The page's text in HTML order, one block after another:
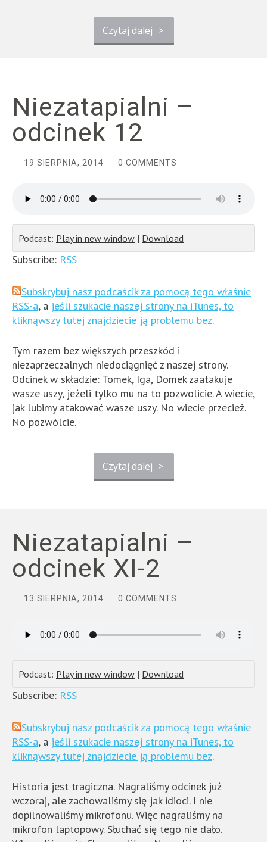
Czytaj dalej >
Niezatapialni –
odcinek 12
19 SIERPNIA, 2014 0 COMMENTS
Podcast: Play in new window | Download
Subscribe: RSS
Subskrybuj nasz podcaścik za pomocą tego właśnie
RSS-a, a jeśli szukacie naszej strony na iTunes, to
kliknąwszy tutej znajdziecie ją problemu bez.
Tym razem bez większych przeszkód i
niezaprzeczalnych niedociągnięć z naszej strony.
Odcinek w składzie: Tomek, Iga, Domek zaatakuje
wasze uszy, jeżeli tylko mu na to pozwolicie. A wiecie,
jak lubimy atakować wasze uszy. No wiecie przecież.
No pozwólcie.
Czytaj dalej >
Niezatapialni –
odcinek XI-2
13 SIERPNIA, 2014 0 COMMENTS
Podcast: Play in new window | Download
Subscribe: RSS
Subskrybuj nasz podcaścik za pomocą tego właśnie
RSS-a, a jeśli szukacie naszej strony na iTunes, to
kliknąwszy tutej znajdziecie ją problemu bez.
Historia jest tragiczna. Nagraliśmy odcinek już
wczoraj, ale zachowaliśmy się jak idioci. I nie
dopilnowaliśmy mikrofonu. Więc nagraliśmy na
mikrofon laptopowy. Słuchać się tego nie dało.